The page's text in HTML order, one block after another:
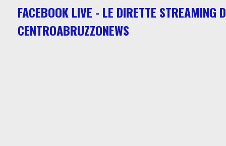
FACEBOOK LIVE - LE DIRETTE STREAMING
CENTROABRUZZONEWS